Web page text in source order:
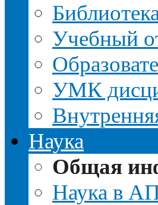
Учебный
УМК
Наука
Общая
Наука в